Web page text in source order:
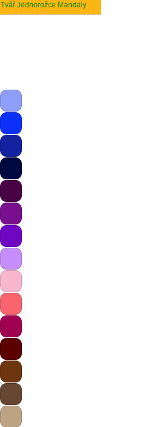
Tvář Jednorožce Mandaly